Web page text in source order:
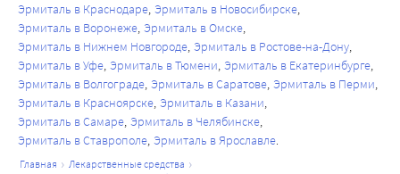
Эрмиталь в Краснодаре Эрмиталь в Новосибирске
Эрмиталь в Воронеже Эрмиталь в Омске
Эрмиталь в Нижнем Новгороде Эрмиталь в Ростове-на-Дону
Эрмиталь в Уфе Эрмиталь в Тюмени Эрмиталь в Екатеринбурге
Эрмиталь в Волгограде Эрмиталь в Саратове Эрмиталь в Перми
Эрмиталь в Красноярске Эрмиталь в Казани
Эрмиталь в Самаре Эрмиталь в Челябинске
Эрмиталь в Ставрополе Эрмиталь в Ярославле
главная
лекарственные средства